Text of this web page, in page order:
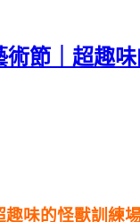
術節｜超趣
味的怪獸訓練